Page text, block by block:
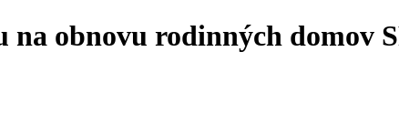
na obnovu rodinných domov